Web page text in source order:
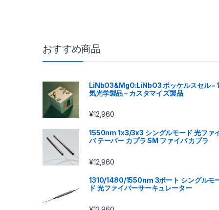
おすすめ商品
LiNbO3&MgO:LiNbO3 ポッケルスセル –
気光学製品 – カスタマイズ製品
¥12,960
1550nm 1x3/3x3 シングルモード 光ファ
バ テーパー カプラ SM ファイバ カプラ
¥12,960
1310/1480/1550nm 3ポート シングルモ
ド 光ファイバーサーキュレーター